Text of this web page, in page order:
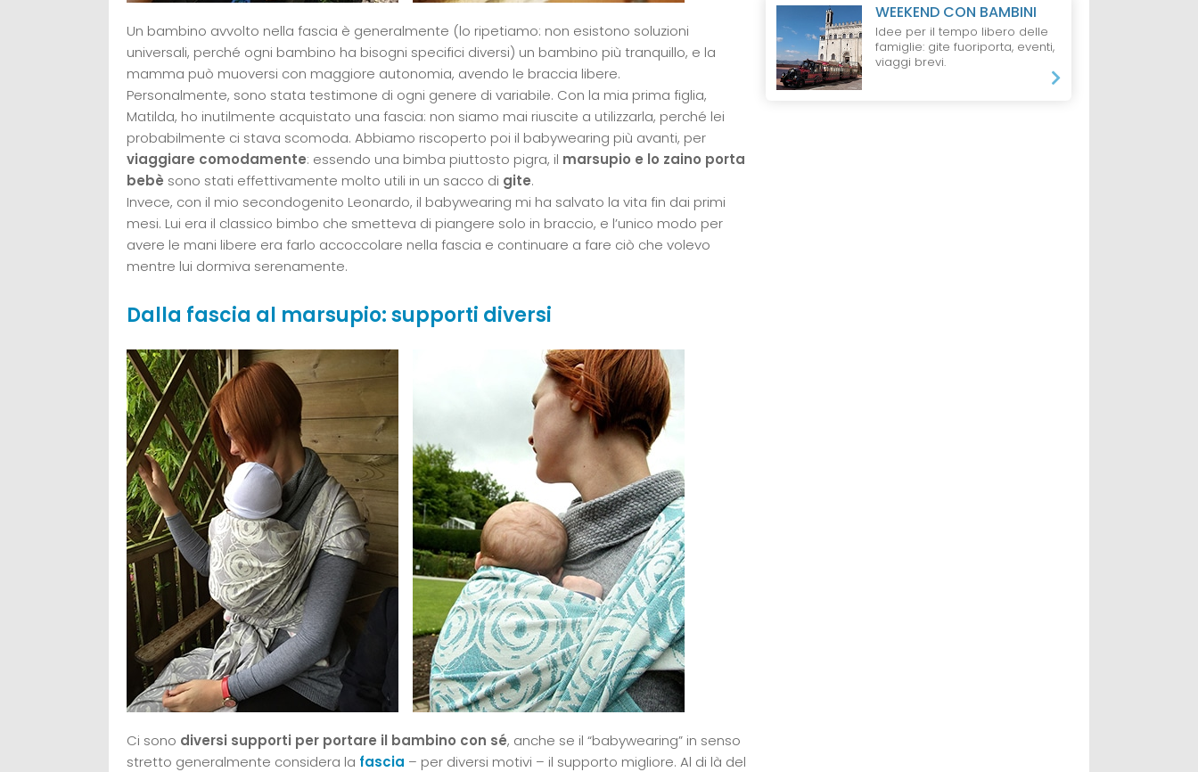
Un bambino avvolto nella fascia è generalmente (lo ripetiamo: non esistono soluzioni
universali, perché ogni bambino ha bisogni specifici diversi) un bambino più tranquillo, e la
mamma può muoversi con maggiore autonomia, avendo le braccia libere.
Personalmente, sono stata testimone di ogni genere di variabile. Con la mia prima figlia,
Matilda, ho inutilmente acquistato una fascia: non siamo mai riuscite a utilizzarla, perché lei
probabilmente ci stava scomoda. Abbiamo riscoperto poi il babywearing più avanti, per
viaggiare comodamente: essendo una bimba piuttosto pigra, il marsupio e lo zaino porta
bebè sono stati effettivamente molto utili in un sacco di gite.
Invece, con il mio secondogenito Leonardo, il babywearing mi ha salvato la vita fin dai primi
mesi. Lui era il classico bimbo che smetteva di piangere solo in braccio, e l’unico modo per
avere le mani libere era farlo accoccolare nella fascia e continuare a fare ciò che volevo
mentre lui dormiva serenamente.
Dalla fascia al marsupio: supporti diversi
Ci sono diversi supporti per portare il bambino con sé, anche se il “babywearing” in senso
stretto generalmente considera la fascia – per diversi motivi – il supporto migliore. Al di là del
WEEKEND CON BAMBINI
Idee per il tempo libero delle
famiglie: gite fuoriporta, eventi,
viaggi brevi.